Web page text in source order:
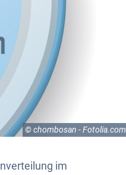
© chombosan - Fotolia.com
im